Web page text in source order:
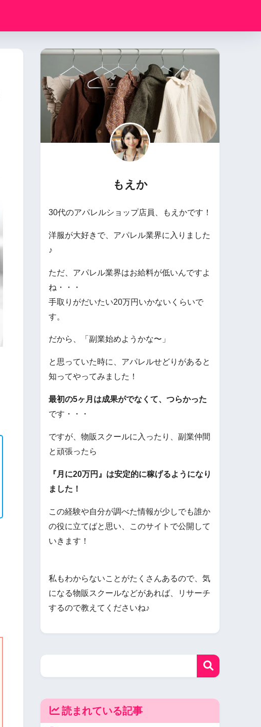
もえか
30代のアパレルショップ店員、もえかです！
洋服が大好きで、アパレル業界に入りました
♪
ただ、アパレル業界はお給料が低いんですよ
ね・・・
手取りがだいたい20万円いかないくらいで
す。
だから、「副業始めようかな〜」
と思っていた時に、アパレルせどりがあると
知ってやってみました！
最初の5ヶ月は成果がでなくて、つらかった
です・・・
ですが、物販スクールに入ったり、副業仲間
と頑張ったら
『月に20万円』は安定的に稼げるようになり
ました！
この経験や自分が調べた情報が少しでも誰か
の役に立てばと思い、このサイトで公開して
いきます！
私もわからないことがたくさんあるので、気
になる物販スクールなどがあれば、リサーチ
するので教えてくださいね♪
読まれている記事